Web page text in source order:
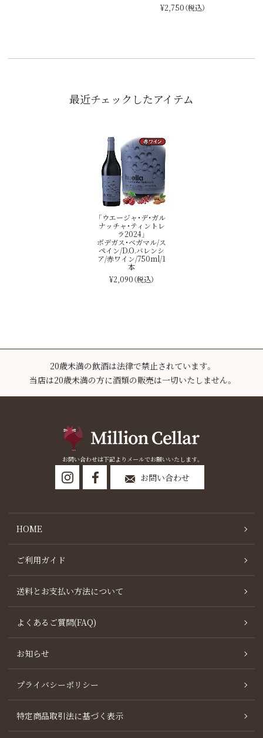
¥2,750（税込）
最近チェックしたアイテム
「ウエージャ・デ・ガル
ナッチャ・ティントレ
ラ2024」
ボデガス・ベガマル/ス
ペイン/D.O.バレンシ
ア/赤ワイン/750ml/1
本
¥2,090（税込）
20歳未満の飲酒は法律で禁止されています。
当店は20歳未満の方に酒類の販売は一切いたしません。
お問い合わせは下記よりメールでお願いいたします。
お問い合わせ
HOME
ご利用ガイド
送料とお支払い方法について
よくあるご質問(FAQ)
お知らせ
プライバシーポリシー
特定商品取引法に基づく表示